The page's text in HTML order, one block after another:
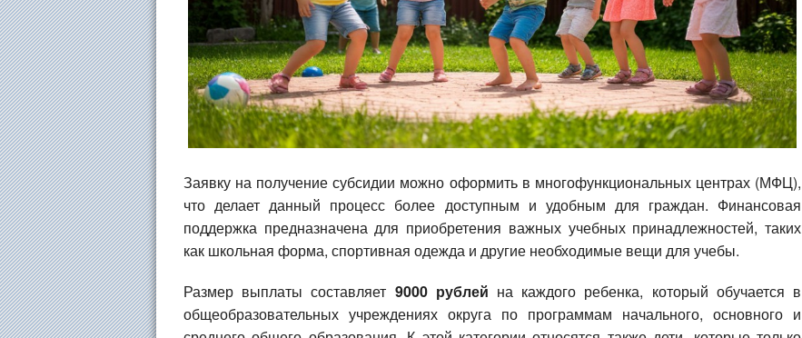
Заявку на получение субсидии можно оформить в многофункциональных центрах (МФЦ),
что делает данный процесс более доступным и удобным для граждан. Финансовая
поддержка предназначена для приобретения важных учебных принадлежностей, таких
как школьная форма, спортивная одежда и другие необходимые вещи для учебы.
Размер выплаты составляет 9000 рублей на каждого ребенка, который обучается в
общеобразовательных учреждениях округа по программам начального, основного и